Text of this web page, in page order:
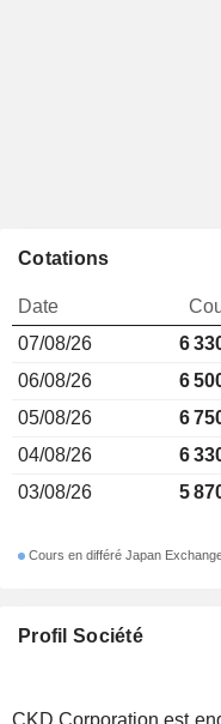
Profil Société
CKD Corporation est
Cotations
Date
07/08/26
6
06/08/26
6
05/08/26
6
04/08/26
6
03/08/26
5
Cours en différé Japan